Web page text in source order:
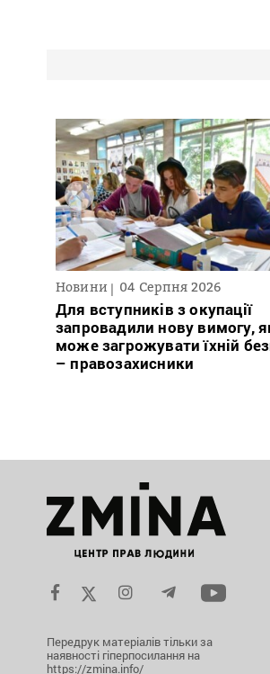
Новини 04 Серпня 2026
Для вступників з окупації
запровадили нову вимогу,
може загрожувати їхній
– правозахисники
Передрук матеріалів тільки за
наявності гіперпосилання на
https://zmina.info/